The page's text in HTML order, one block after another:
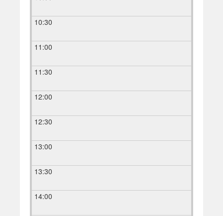
10:30
11:00
11:30
12:00
12:30
13:00
13:30
14:00